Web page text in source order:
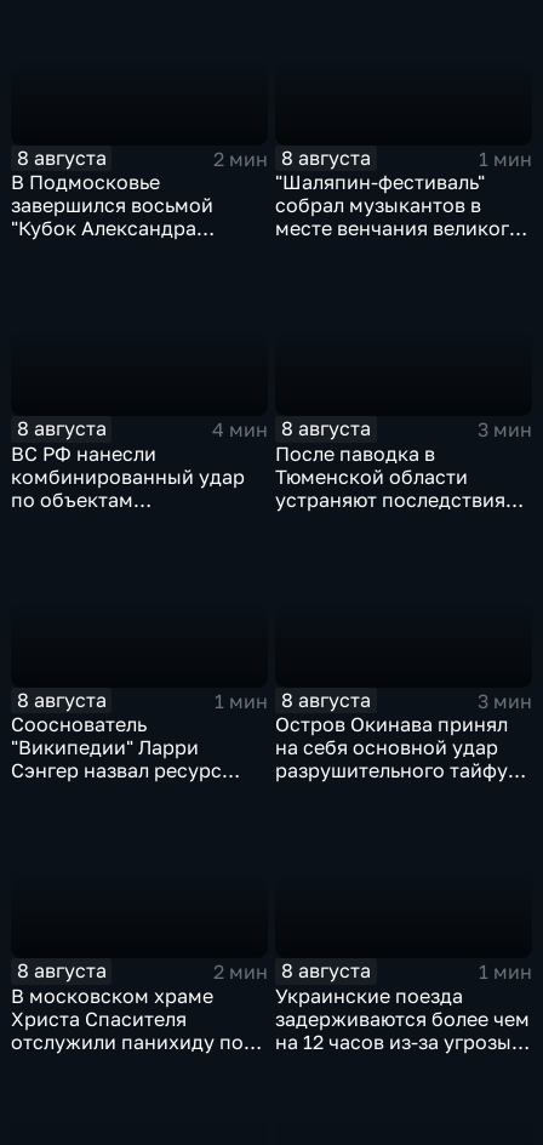
8 августа
2 мин
В Подмосковье
завершился восьмой
"Кубок Александра
8 августа
1 мин
"Шаляпин‑фестиваль"
собрал музыкантов в
месте венчания великого
8 августа
4 мин
ВС РФ нанесли
комбинированный удар
по объектам
8 августа
3 мин
После паводка в
Тюменской области
устраняют последствия
8 августа
1 мин
Сооснователь
"Википедии" Ларри
Сэнгер назвал ресурс
8 августа
3 мин
Остров Окинава принял
на себя основной удар
разрушительного тайфуна
8 августа
2 мин
В московском храме
Христа Спасителя
отслужили панихиду по
8 августа
1 мин
Украинские поезда
задерживаются более чем
на 12 часов из-за угрозы